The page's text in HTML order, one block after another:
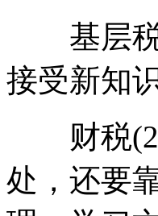
基层税
接受新知
财税
处，还要